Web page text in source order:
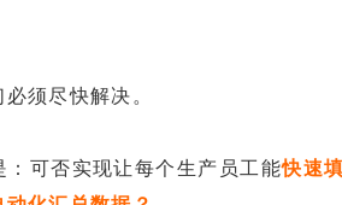
须尽快解决。
：可否实现让每个生产员工能快速